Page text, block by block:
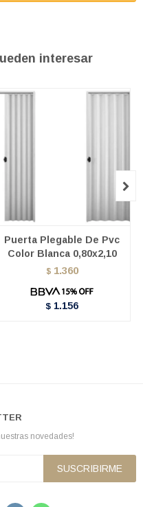
interesar
Puerta Plegable De Pvc
Color Blanca 0,80x2,10
$ 1.360
$ 1.156

novedades!
SUSCRIBIRME